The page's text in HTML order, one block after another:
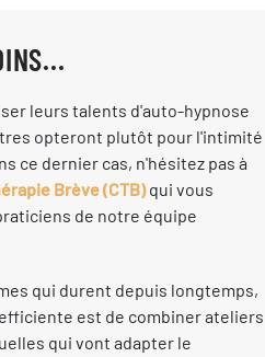
leurs talents d'auto-hypnose
opteront plutôt pour l'intimité
ce dernier cas, n'hésitez pas à
Brève (CTB)qui vous
de notre équipe
qui durent depuis longtemps,
est de combiner ateliers
qui vont adapter le